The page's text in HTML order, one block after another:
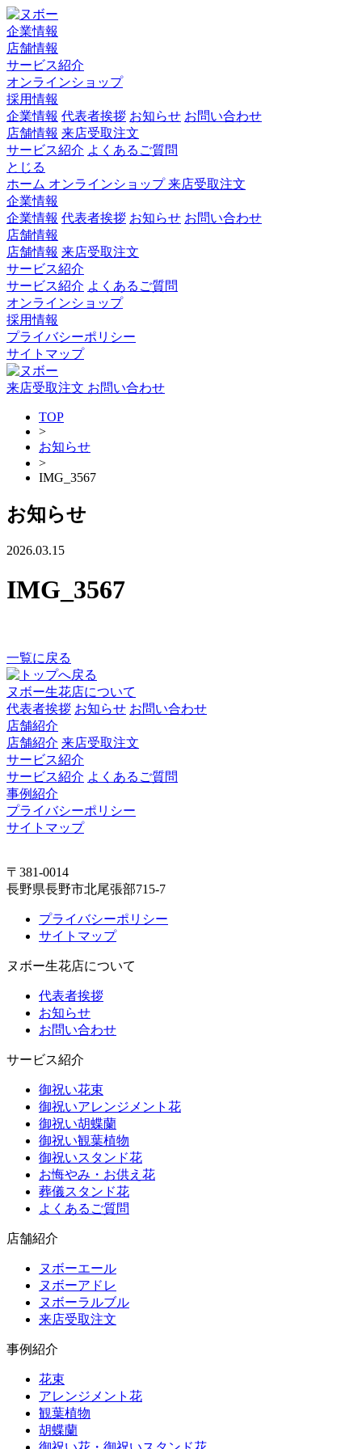
企業情報
店舗情報
サービス紹介
オンラインショップ
採用情報
企業情報 代表者挨拶 お知らせ お問い合わせ
店舗情報 来店受取注文
サービス紹介 よくあるご質問
とじる
ホーム オンラインショップ来店受取注文
企業情報
企業情報 代表者挨拶 お知らせ お問い合わせ
店舗情報
店舗情報 来店受取注文
サービス紹介
サービス紹介 よくあるご質問
オンラインショップ
採用情報
プライバシーポリシー
サイトマップ
来店受取注文 お問い合わせ
TOP
>
お知らせ
>
IMG_3567
お知らせ
2026.03.15
IMG_3567
一覧に戻る
ヌボー生花店について
代表者挨拶 お知らせ お問い合わせ
店舗紹介
店舗紹介 来店受取注文
サービス紹介
サービス紹介 よくあるご質問
事例紹介
プライバシーポリシー
サイトマップ
〒381-0014
長野県長野市北尾張部715-7
プライバシーポリシー
サイトマップ
ヌボー生花店について
代表者挨拶
お知らせ
お問い合わせ
サービス紹介
御祝い花束
御祝いアレンジメント花
御祝い胡蝶蘭
御祝い観葉植物
御祝いスタンド花
お悔やみ・お供え花
葬儀スタンド花
よくあるご質問
店舗紹介
ヌボーエール
ヌボーアドレ
ヌボーラルブル
来店受取注文
事例紹介
花束
アレンジメント花
観葉植物
胡蝶蘭